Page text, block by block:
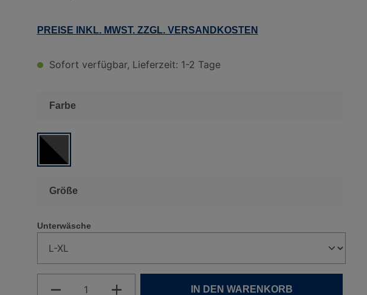
PREISE INKL. MWST. ZZGL. VERSANDKOSTEN
Sofort verfügbar, Lieferzeit: 1-2 Tage
Farbeauswählen
FARBE: SCHWARZ/ANTHRAZIT
Größeauswählen
Unterwäsche
Produkt Anzahl: Gib den gewünschten Wert
IN DEN WARENKORB